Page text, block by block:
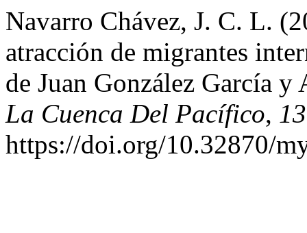
Navarro Chávez, J. C. L.
atracción de migrantes
de Juan González García
La Cuenca Del Pacífico, 13
https://doi.org/10.32870/